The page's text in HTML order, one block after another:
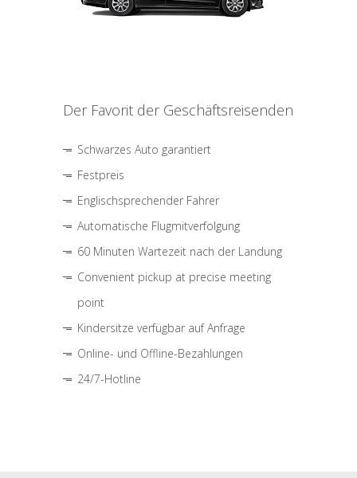
Der Favorit der Geschäftsreisenden
Schwarzes Auto garantiert
Festpreis
Englischsprechender Fahrer
Automatische Flugmitverfolgung
60 Minuten Wartezeit nach der Landung
Convenient pickup at precise meeting
point
Kindersitze verfügbar auf Anfrage
Online- und Offline-Bezahlungen
24/7-Hotline